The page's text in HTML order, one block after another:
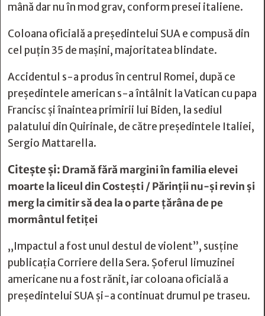
mână dar nu în mod grav, conform presei italiene.
Coloana oficială a preşedintelui SUA e compusă din
cel puţin 35 de maşini, majoritatea blindate.
Accidentul s-a produs în centrul Romei, după ce
preşedintele american s-a întâlnit la Vatican cu papa
Francisc şi înaintea primirii lui Biden, la sediul
palatului din Quirinale, de către preşedintele Italiei,
Sergio Mattarella.
Citește și: Dramă fără margini în familia elevei
moarte la liceul din Costeşti / Părinţii nu-şi revin şi
merg la cimitir să dea la o parte ţărâna de pe
mormântul fetiţei
„Impactul a fost unul destul de violent”, susţine
publicaţia Corriere della Sera. Şoferul limuzinei
americane nu a fost rănit, iar coloana oficială a
preşedintelui SUA şi-a continuat drumul pe traseu.